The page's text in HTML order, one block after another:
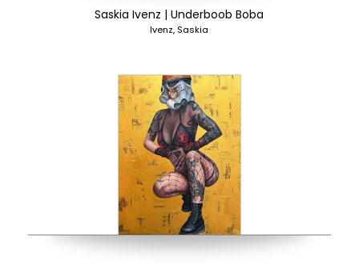
Saskia Ivenz | Underboob Boba
Ivenz, Saskia